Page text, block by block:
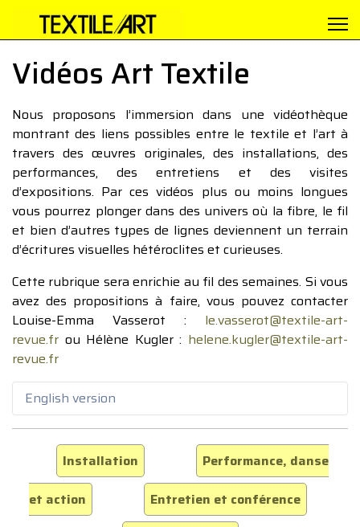
Vidéos Art Textile
Nous proposons l’immersion dans une vidéothèque
montrant des liens possibles entre le textile et l’art à
travers des œuvres originales, des installations, des
performances, des entretiens et des visites
d’expositions. Par ces vidéos plus ou moins longues
vous pourrez plonger dans des univers où la fibre, le fil
et bien d’autres types de lignes deviennent un terrain
d’écritures visuelles hétéroclites et curieuses.
Cette rubrique sera enrichie au fil des semaines. Si vous
avez des propositions à faire, vous pouvez contacter
Louise-Emma Vasserot : le.vasserot@textile-art-
revue.fr ou Hélène Kugler : helene.kugler@textile-art-
revue.fr
English version
Installation
Performance, danse
et action
Entretien et conférence